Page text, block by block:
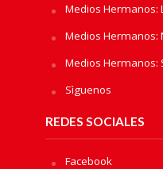
Medios Hermanos:
Medios Hermanos:
Medios Hermanos:
Sìguenos
REDES SOCIALES
Facebook